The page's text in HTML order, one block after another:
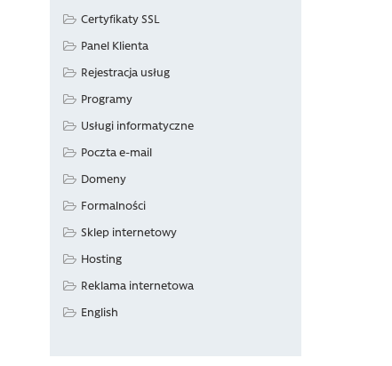
Certyfikaty SSL
Panel Klienta
Rejestracja usług
Programy
Usługi informatyczne
Poczta e-mail
Domeny
Formalności
Sklep internetowy
Hosting
Reklama internetowa
English